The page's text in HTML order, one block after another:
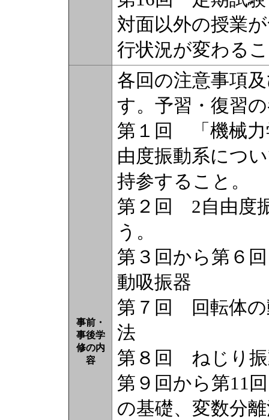
対面以外の授業
行状況が変わる
事前・
事後学
修の内
容
各回の注意事項
す。予習・復習
第１回 「機械力
由度振動系につ
持参すること。
第２回 2自由度
う。
第３回から第６
動吸振器
第７回 回転体の
法
第８回 ねじり振
第９回から第11
の基礎、変数分